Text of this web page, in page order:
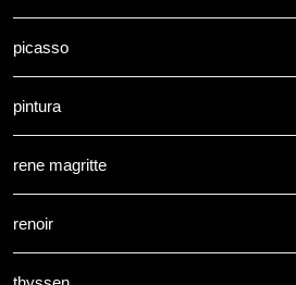
picasso
pintura
rene magritte
renoir